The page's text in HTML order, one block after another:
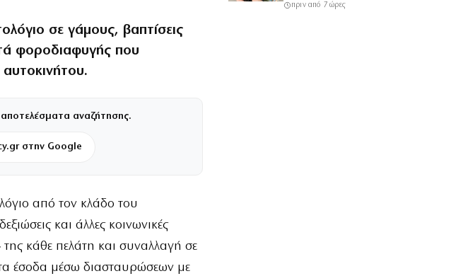
σε γάμους, βαπτίσεις
φοροδιαφυγής που
αναζήτησης.
στην Google
από τον κλάδο του
και άλλες κοινωνικές
κάθε πελάτη και συναλλαγή σε
έσοδα μέσω διασταυρώσεων με
πριν από 7 ώρες